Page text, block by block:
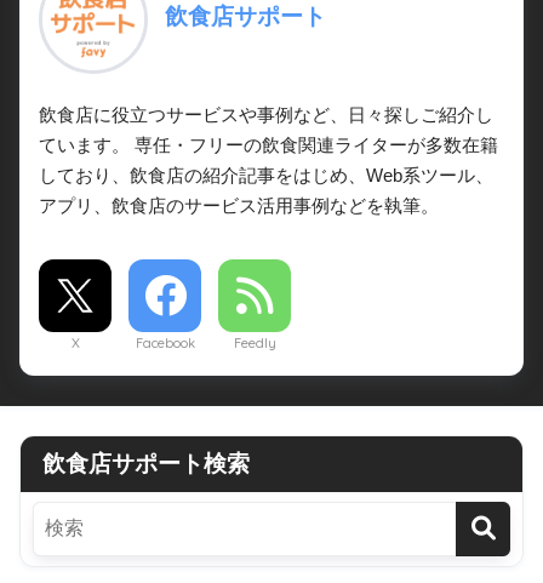
飲食店サポート
飲食店に役立つサービスや事例など、日々探しご紹介し
ています。 専任・フリーの飲食関連ライターが多数在籍
しており、飲食店の紹介記事をはじめ、Web系ツール、
アプリ、飲食店のサービス活用事例などを執筆。
X Facebook Feedly
飲食店サポート検索